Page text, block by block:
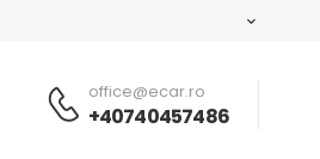
office@ecar.ro
+40740457486